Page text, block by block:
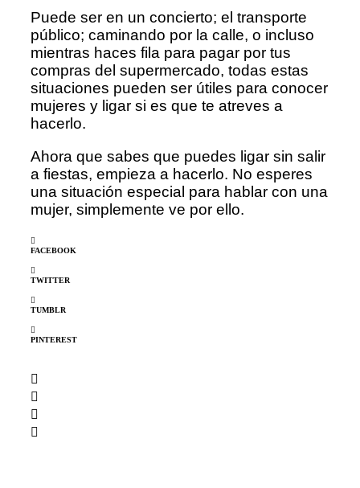
Puede ser en un concierto; el transporte
público; caminando por la calle, o incluso
mientras haces fila para pagar por tus
compras del supermercado, todas estas
situaciones pueden ser útiles para conocer
mujeres y ligar si es que te atreves a
hacerlo.
Ahora que sabes que puedes ligar sin salir
a fiestas, empieza a hacerlo. No esperes
una situación especial para hablar con una
mujer, simplemente ve por ello.
FACEBOOK
TWITTER
TUMBLR
PINTEREST